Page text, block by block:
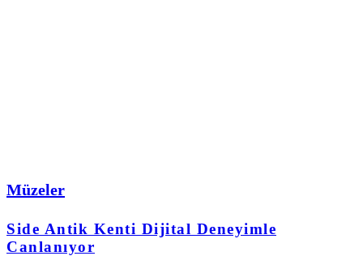
Müzeler
Side Antik Kenti Dijital Deneyimle
Canlanıyor